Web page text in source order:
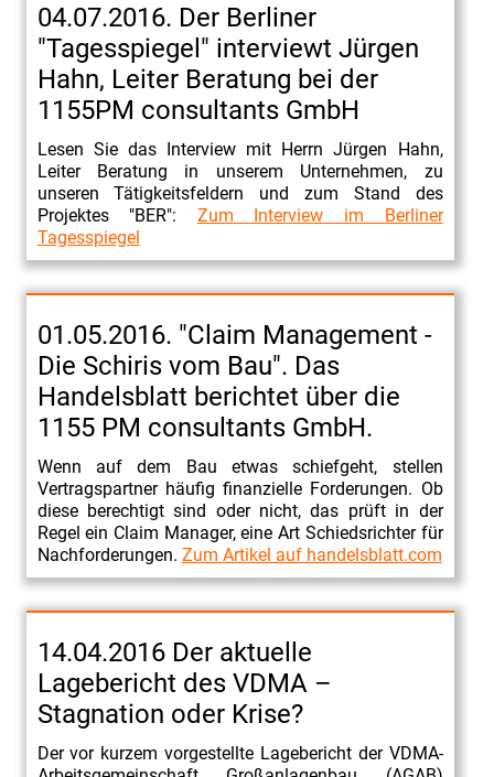
04.07.2016. Der Berliner
"Tagesspiegel" interviewt Jürgen
Hahn, Leiter Beratung bei der
1155PM consultants GmbH
Lesen Sie das Interview mit Herrn Jürgen Hahn,
Leiter Beratung in unserem Unternehmen, zu
unseren Tätigkeitsfeldern und zum Stand des
Projektes "BER": Zum Interview im Berliner
Tagesspiegel
01.05.2016. "Claim Management -
Die Schiris vom Bau". Das
Handelsblatt berichtet über die
1155 PM consultants GmbH.
Wenn auf dem Bau etwas schiefgeht, stellen
Vertragspartner häufig finanzielle Forderungen. Ob
diese berechtigt sind oder nicht, das prüft in der
Regel ein Claim Manager, eine Art Schiedsrichter für
Nachforderungen. Zum Artikel auf handelsblatt.com
14.04.2016 Der aktuelle
Lagebericht des VDMA –
Stagnation oder Krise?
Der vor kurzem vorgestellte Lagebericht der VDMA-